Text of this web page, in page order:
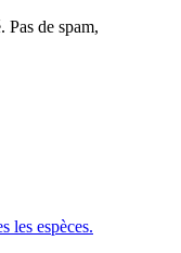
de spam,
les espèces.